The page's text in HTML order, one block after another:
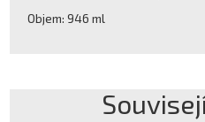
Objem: 946 ml